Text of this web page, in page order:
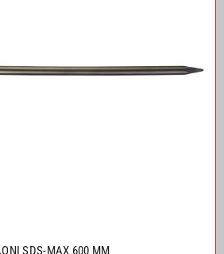
SDS-MAX 600 MM